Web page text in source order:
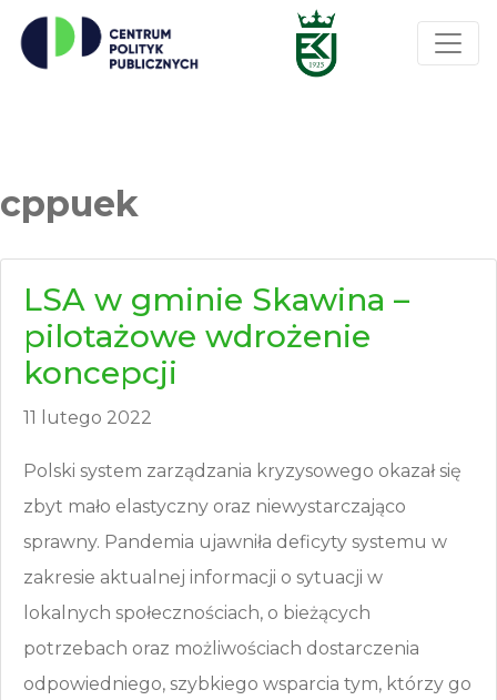
cppuek
LSA w gminie Skawina –
pilotażowe wdrożenie
koncepcji
11 lutego 2022
Polski system zarządzania kryzysowego okazał się
zbyt mało elastyczny oraz niewystarczająco
sprawny. Pandemia ujawniła deficyty systemu w
zakresie aktualnej informacji o sytuacji w
lokalnych społecznościach, o bieżących
potrzebach oraz możliwościach dostarczenia
odpowiedniego, szybkiego wsparcia tym, którzy go